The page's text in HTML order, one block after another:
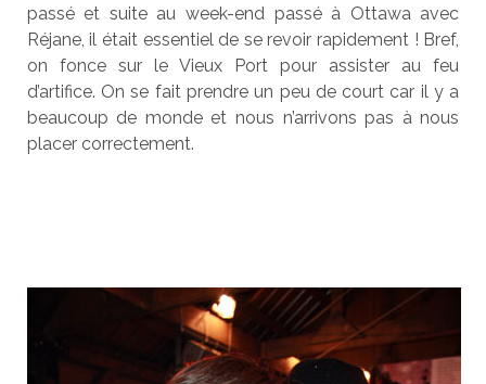
passé et suite au week-end passé à Ottawa avec
Réjane, il était essentiel de se revoir rapidement ! Bref,
on fonce sur le Vieux Port pour assister au feu
d’artifice. On se fait prendre un peu de court car il y a
beaucoup de monde et nous n’arrivons pas à nous
placer correctement.